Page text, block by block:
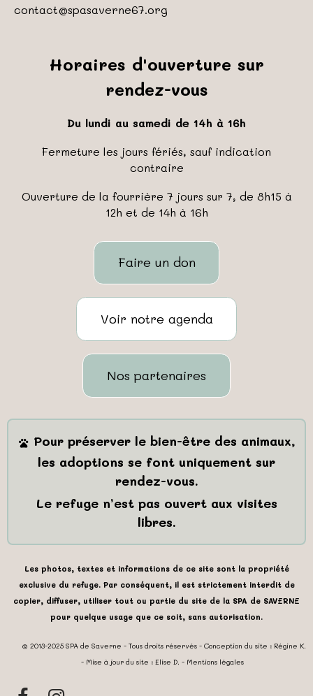
contact@spasaverne67.org
Horaires d'ouverture sur
rendez-vous
Du lundi au samedi de 14h à 16h
Fermeture les jours fériés, sauf indication
contraire
Ouverture de la fourrière 7 jours sur 7, de 8h15 à
12h et de 14h à 16h
Faire un don
Voir notre agenda
Nos partenaires
Pour préserver le bien-être des animaux,
les adoptions se font uniquement sur
rendez-vous.
Le refuge n’est pas ouvert aux visites
libres.
Les photos, textes et informations de ce site sont la propriété
exclusive du refuge. Par conséquent, il est strictement interdit de
copier, diffuser, utiliser tout ou partie du site de la SPA de SAVERNE
pour quelque usage que ce soit, sans autorisation.
@ 2013-2025 SPA de Saverne - Tous droits réservés - Conception du site : Régine K.
- Mise à jour du site : Elise D. - Mentions légales